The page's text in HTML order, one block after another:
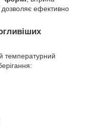
дозволяє ефективно
температурний